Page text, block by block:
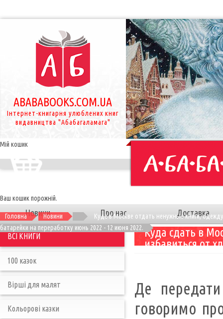
ABABABOOKS.COM.UA
Інтернет-книгарня улюблених книг
видавництва "Абабагаламага"
Мій кошик
Ваш кошик порожній.
Новини Про нас Доставка
Головна Новини
Куда в Москве отдать ненужные книги,
батарейки на переработку июнь 2022 - 12 июня 2022.Куда сдать в
избавиться от
Де
говоримо
ВСІ КНИГИ
100 казок
Вірші для малят
Кольорові казки